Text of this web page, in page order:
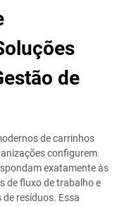
de
de carrinhos
configurem
exatamente às
de fluxo de trabalho e
resíduos. Essa